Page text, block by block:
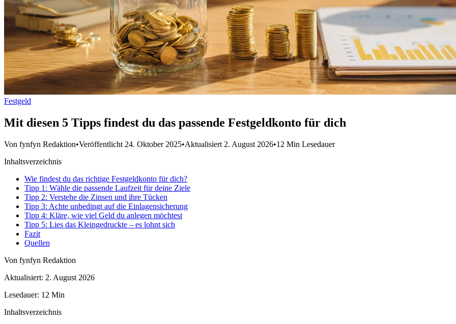
Festgeld
Mit diesen 5 Tipps findest du das passende Festgeldkonto für dich
Von fynfyn Redaktion•Veröffentlicht 24. Oktober 2025•Aktualisiert 2. August 2026•12 Min Lesedauer
Inhaltsverzeichnis
Wie findest du das richtige Festgeldkonto für dich?
Tipp 1: Wähle die passende Laufzeit für deine Ziele
Tipp 2: Verstehe die Zinsen und ihre Tücken
Tipp 3: Achte unbedingt auf die Einlagensicherung
Tipp 4: Kläre, wie viel Geld du anlegen möchtest
Tipp 5: Lies das Kleingedruckte – es lohnt sich
Fazit
Quellen
Von fynfyn Redaktion
Aktualisiert: 2. August 2026
Lesedauer: 12 Min
Inhaltsverzeichnis